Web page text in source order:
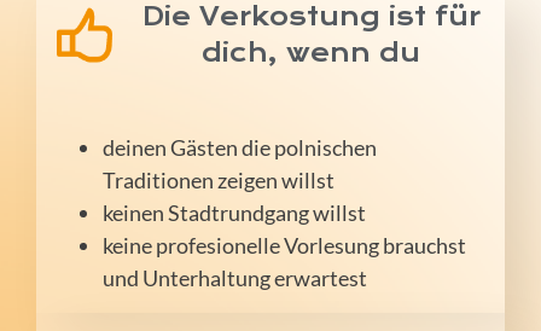
Die Verkostung ist für
dich, wenn du
deinen Gästen die polnischen
Traditionen zeigen willst
keinen Stadtrundgang willst
keine profesionelle Vorlesung brauchst
und Unterhaltung erwartest